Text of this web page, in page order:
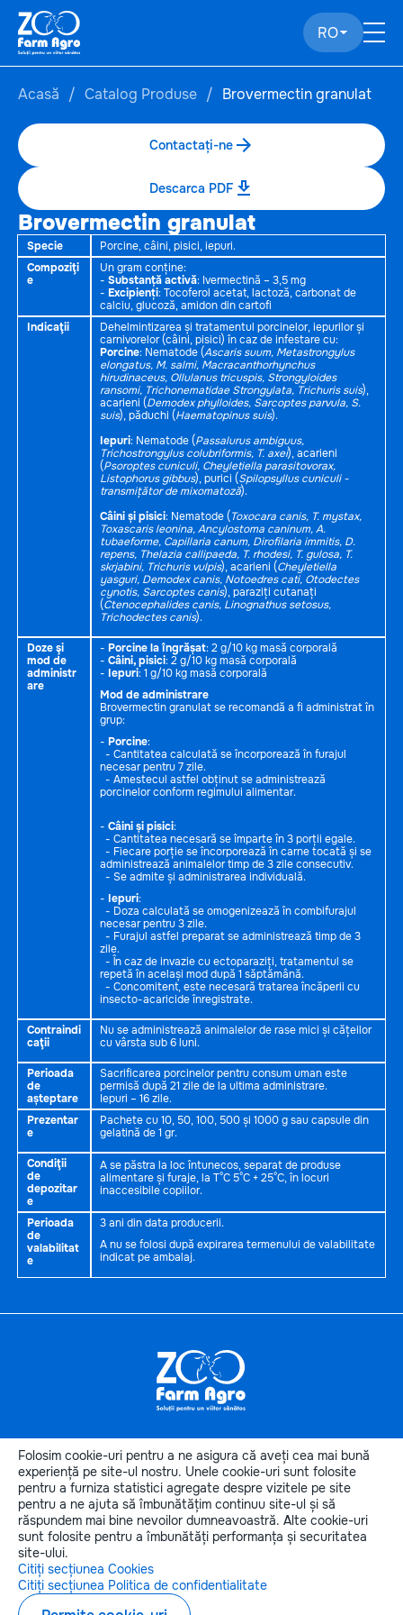
RO
Acasă Catalog Produse Brovermectin granulat
Contactați-ne
Descarca PDF
Brovermectin granulat
Specie
Porcine, câini, pisici, iepuri.
Compoziţi
e
Un gram conține:
- Substanță activă: Ivermectină – 3,5 mg
- Excipienți: Tocoferol acetat, lactoză, carbonat de
calciu, glucoză, amidon din cartofi
Indicaţii
Dehelmintizarea și tratamentul porcinelor, iepurilor și
carnivorelor (câini, pisici) în caz de infestare cu:
Porcine: Nematode (Ascaris suum, Metastrongylus
elongatus, M. salmi, Macracanthorhynchus
hirudinaceus, Ollulanus tricuspis, Strongyloides
ransomi, Trichonematidae Strongylata, Trichuris suis),
acarieni (Demodex phylloides, Sarcoptes parvula, S.
suis), păduchi (Haematopinus suis).
Iepuri: Nematode (Passalurus ambiguus,
Trichostrongylus colubriformis, T. axei), acarieni
(Psoroptes cuniculi, Cheyletiella parasitovorax,
Listophorus gibbus), purici (Spilopsyllus cuniculi -
transmițător de mixomatoză).
Câini și pisici: Nematode (Toxocara canis, T. mystax,
Toxascaris leonina, Ancylostoma caninum, A.
tubaeforme, Capillaria canum, Dirofilaria immitis, D.
repens, Thelazia callipaeda, T. rhodesi, T. gulosa, T.
skrjabini, Trichuris vulpis), acarieni (Cheyletiella
yasguri, Demodex canis, Notoedres cati, Otodectes
cynotis, Sarcoptes canis), paraziți cutanați
(Ctenocephalides canis, Linognathus setosus,
Trichodectes canis).
Doze şi
mod de
administr
are
- Porcine la îngrășat: 2 g/10 kg masă corporală
- Câini, pisici: 2 g/10 kg masă corporală
- Iepuri: 1 g/10 kg masă corporală
Mod de administrare
Brovermectin granulat se recomandă a fi administrat în
grup:
- Porcine:
- Cantitatea calculată se încorporează în furajul
necesar pentru 7 zile.
- Amestecul astfel obținut se administrează
porcinelor conform regimului alimentar.
- Câini și pisici:
- Cantitatea necesară se împarte în 3 porții egale.
- Fiecare porție se încorporează în carne tocată și se
administrează animalelor timp de 3 zile consecutiv.
- Se admite și administrarea individuală.
- Iepuri:
- Doza calculată se omogenizează în combifurajul
necesar pentru 3 zile.
- Furajul astfel preparat se administrează timp de 3
zile.
- În caz de invazie cu ectoparaziți, tratamentul se
repetă în același mod după 1 săptămână.
- Concomitent, este necesară tratarea încăperii cu
insecto-acaricide înregistrate.
Contraindi
caţii
Nu se administrează animalelor de rase mici și cățeilor
cu vârsta sub 6 luni.
Perioada
de
așteptare
Sacrificarea porcinelor pentru consum uman este
permisă după 21 zile de la ultima administrare.
Iepuri – 16 zile.
Prezentar
e
Pachete cu 10, 50, 100, 500 și 1000 g sau capsule din
gelatină de 1 gr.
Condiţii
de
depozitar
e
A se păstra la loc întunecos, separat de produse
alimentare și furaje, la T°C 5°C + 25°C, în locuri
inaccesibile copiilor.
Perioada
de
valabilitat
e
3 ani din data producerii.
A nu se folosi după expirarea termenului de valabilitate
indicat pe ambalaj.
Copyright © 2026 zoofarmagro.md
Informaţiiutile
Categoriile produselor
Categorii de animale
Contactele noastre
Folosim cookie-uri pentru a ne asigura că aveți cea mai bună
experiență pe site-ul nostru. Unele cookie-uri sunt folosite
pentru a furniza statistici agregate despre vizitele pe site
pentru a ne ajuta să îmbunătățim continuu site-ul și să
răspundem mai bine nevoilor dumneavoastră. Alte cookie-uri
sunt folosite pentru a îmbunătăți performanța și securitatea
site-ului.
Citiți secțiunea Cookies
Citiți secțiunea Politica de confidentialitate